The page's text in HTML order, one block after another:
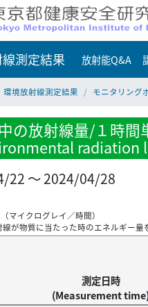
測定結果 放射能Q&A
環境放射線測定結果 モニタリング
の放射線量/１時間
radiation
22 ～ 2024/04/28
マイクログレイ／時間）
が物質に当たった時のエネルギー量
測定日時
(Measurement